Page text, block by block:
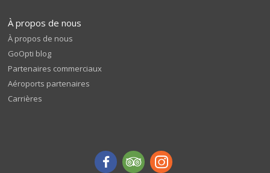
À propos de nous
À propos de nous
GoOpti blog
Partenaires commerciaux
Aéroports partenaires
Carrières